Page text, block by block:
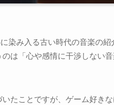
染み入る古い時代の音楽の
は「心や感情に干渉しない
たことですが、ゲーム好き